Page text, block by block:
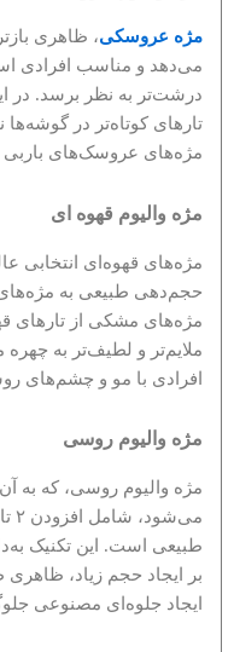
مژه عروسکی، ظاهری
می‌دهد و مناسب افرادی
درشت‌تر به نظر برسد. در
تارهای کوتاه‌تر در
مژه‌های عروسک‌های باربی
مژه والیوم قهوه ای
مژه‌های قهوه‌ای انتخابی
حجم‌دهی طبیعی به مژه‌های
مژه‌های مشکی از تارهای
ملایم‌تر و لطیف‌تر به
افرادی با مو و چشم‌های
مژه والیوم روسی
طبیعی است. این تکنیک
بر ایجاد حجم زیاد،
ایجاد جلوه‌ای مصنوعی